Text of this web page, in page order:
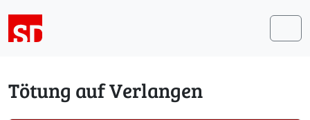
Tötung auf Verlangen